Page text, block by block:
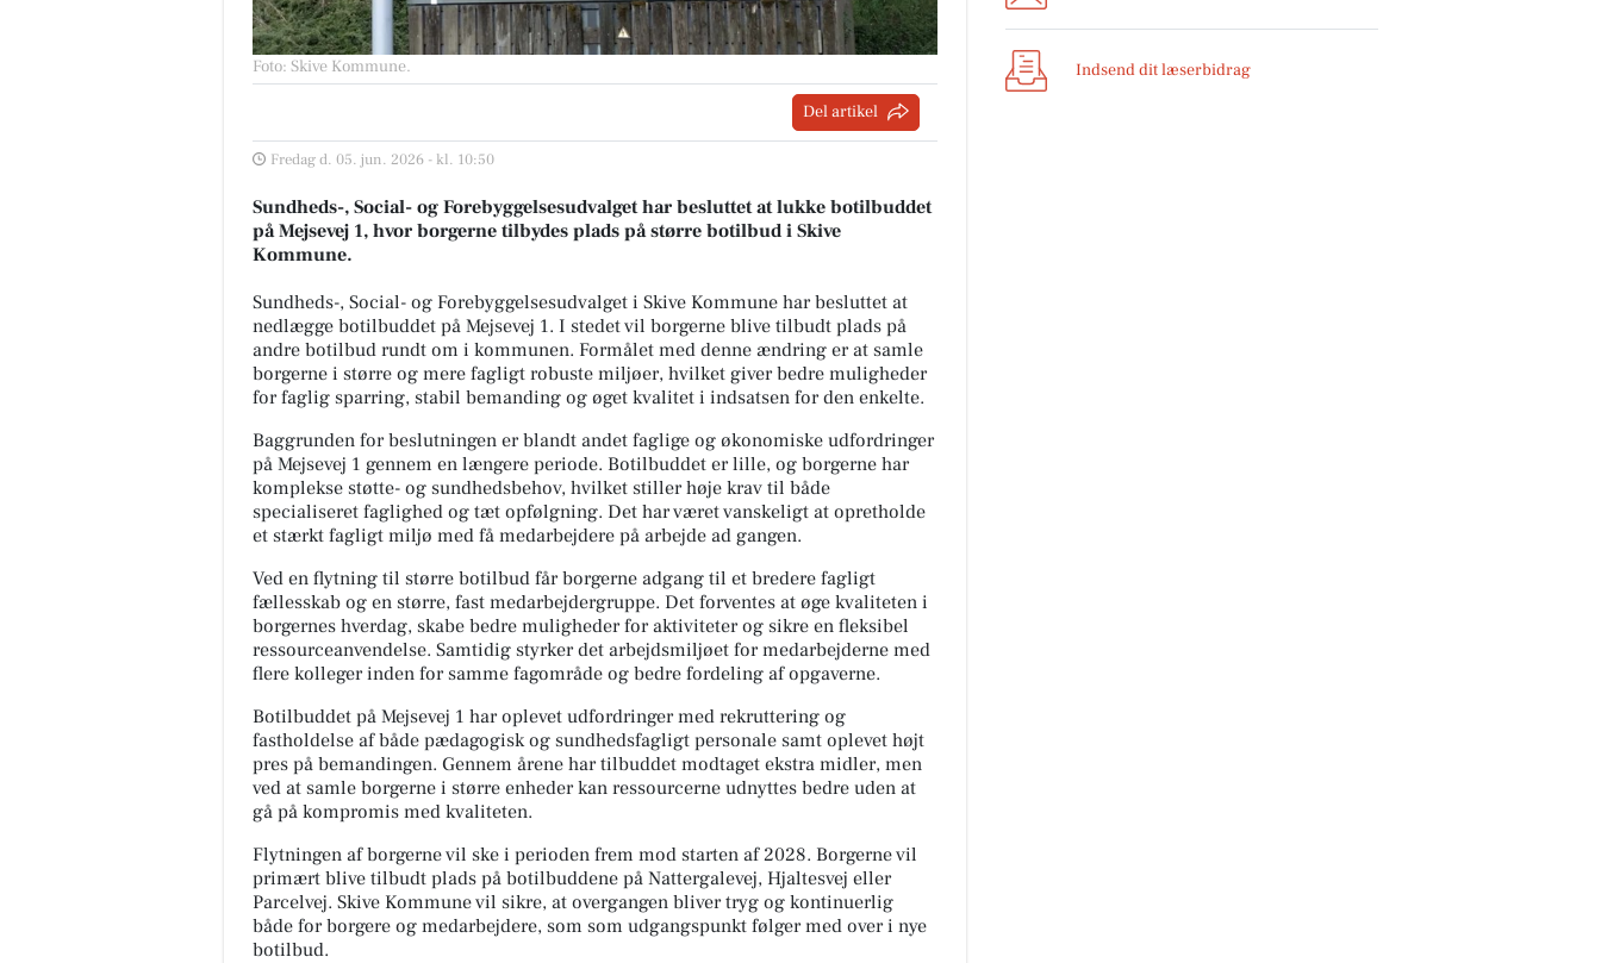
Foto: Skive Kommune.
Del artikel
Fredag d. 05. jun. 2026 - kl. 10:50
Sundheds-, Social- og Forebyggelsesudvalget har besluttet at lukke botilbuddet
på Mejsevej 1, hvor borgerne tilbydes plads på større botilbud i Skive
Kommune.
Sundheds-, Social- og Forebyggelsesudvalget i Skive Kommune har besluttet at
nedlægge botilbuddet på Mejsevej 1. I stedet vil borgerne blive tilbudt plads på
andre botilbud rundt om i kommunen. Formålet med denne ændring er at samle
borgerne i større og mere fagligt robuste miljøer, hvilket giver bedre muligheder
for faglig sparring, stabil bemanding og øget kvalitet i indsatsen for den enkelte.
Baggrunden for beslutningen er blandt andet faglige og økonomiske udfordringer
på Mejsevej 1 gennem en længere periode. Botilbuddet er lille, og borgerne har
komplekse støtte- og sundhedsbehov, hvilket stiller høje krav til både
specialiseret faglighed og tæt opfølgning. Det har været vanskeligt at opretholde
et stærkt fagligt miljø med få medarbejdere på arbejde ad gangen.
Ved en flytning til større botilbud får borgerne adgang til et bredere fagligt
fællesskab og en større, fast medarbejdergruppe. Det forventes at øge kvaliteten i
borgernes hverdag, skabe bedre muligheder for aktiviteter og sikre en fleksibel
ressourceanvendelse. Samtidig styrker det arbejdsmiljøet for medarbejderne med
flere kolleger inden for samme fagområde og bedre fordeling af opgaverne.
Botilbuddet på Mejsevej 1 har oplevet udfordringer med rekruttering og
fastholdelse af både pædagogisk og sundhedsfagligt personale samt oplevet højt
pres på bemandingen. Gennem årene har tilbuddet modtaget ekstra midler, men
ved at samle borgerne i større enheder kan ressourcerne udnyttes bedre uden at
gå på kompromis med kvaliteten.
Flytningen af borgerne vil ske i perioden frem mod starten af 2028. Borgerne vil
primært blive tilbudt plads på botilbuddene på Nattergalevej, Hjaltesvej eller
Parcelvej. Skive Kommune vil sikre, at overgangen bliver tryg og kontinuerlig
både for borgere og medarbejdere, som som udgangspunkt følger med over i nye
botilbud.
Indsend dit læserbidrag